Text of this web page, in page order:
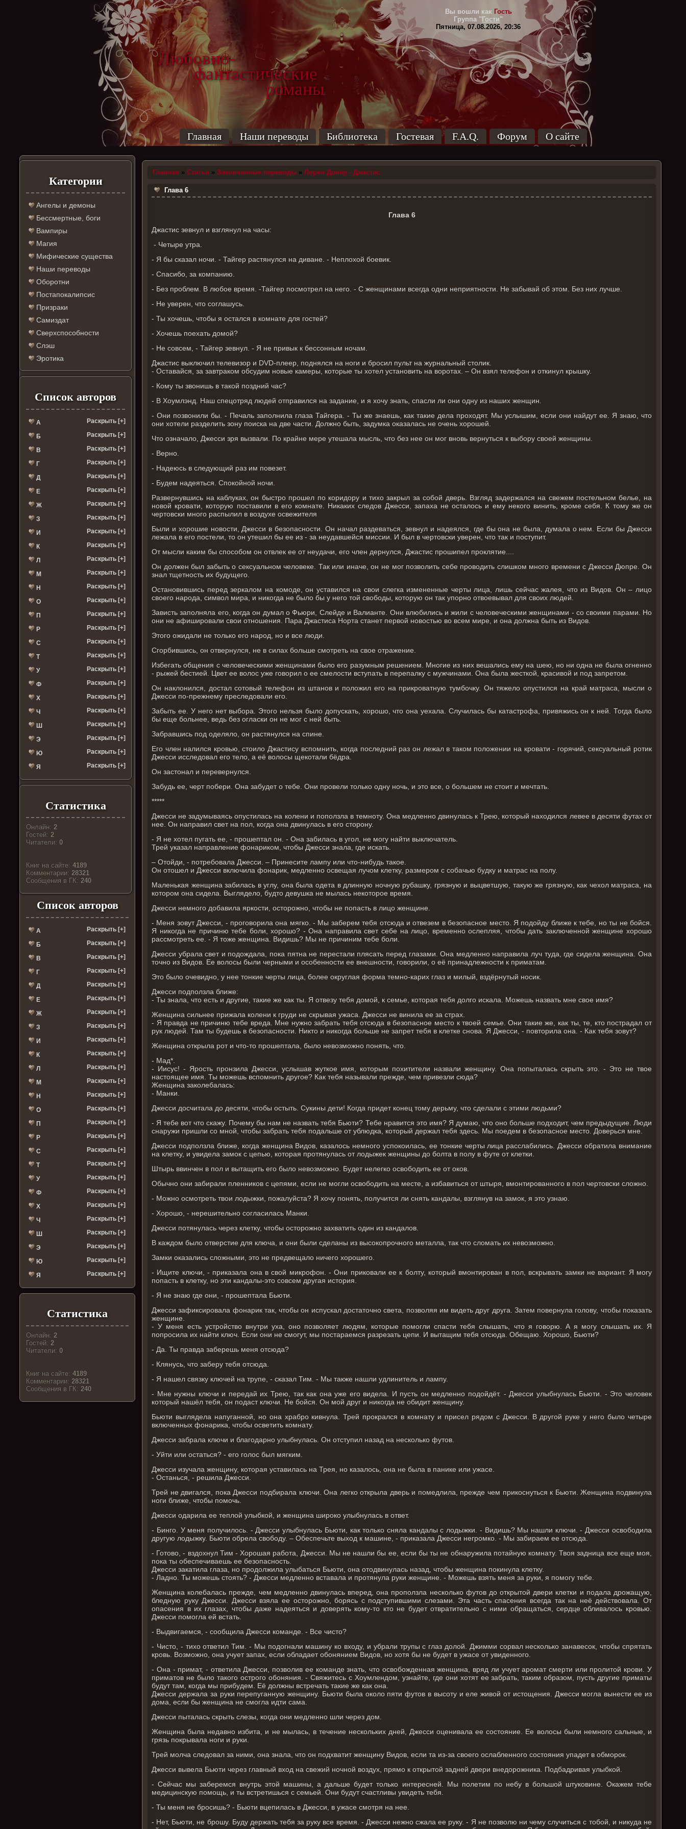
Любовно-
фантастические
романы
Вы вошли как Гость
Группа " Гости"
Пятница, 07.08.2026, 20:36
Главная Наши переводы Библиотека Гостевая F.A.Q. Форум О сайте
Категории
Ангелы и демоны
Бессмертные, боги
Вампиры
Магия
Мифические существа
Наши переводы
Оборотни
Постапокалипсис
Призраки
Самиздат
Сверхспособности
Слэш
Эротика
Список авторов
А Раскрыть [+]
Б Раскрыть [+]
В Раскрыть [+]
Г Раскрыть [+]
Д Раскрыть [+]
Е Раскрыть [+]
Ж Раскрыть [+]
З Раскрыть [+]
И Раскрыть [+]
К Раскрыть [+]
Л Раскрыть [+]
М Раскрыть [+]
Н Раскрыть [+]
О Раскрыть [+]
П Раскрыть [+]
Р Раскрыть [+]
С Раскрыть [+]
Т Раскрыть [+]
У Раскрыть [+]
Ф Раскрыть [+]
Х Раскрыть [+]
Ч Раскрыть [+]
Ш Раскрыть [+]
Э Раскрыть [+]
Ю Раскрыть [+]
Я Раскрыть [+]
Статистика
Онлайн:2
Гостей:2
Читатели:0
Книг на сайте:4189
Комментарии:28321
Cообщения в ГК:240
Список авторов
А Раскрыть [+]
Б Раскрыть [+]
В Раскрыть [+]
Г Раскрыть [+]
Д Раскрыть [+]
Е Раскрыть [+]
Ж Раскрыть [+]
З Раскрыть [+]
И Раскрыть [+]
К Раскрыть [+]
Л Раскрыть [+]
М Раскрыть [+]
Н Раскрыть [+]
О Раскрыть [+]
П Раскрыть [+]
Р Раскрыть [+]
С Раскрыть [+]
Т Раскрыть [+]
У Раскрыть [+]
Ф Раскрыть [+]
Х Раскрыть [+]
Ч Раскрыть [+]
Ш Раскрыть [+]
Э Раскрыть [+]
Ю Раскрыть [+]
Я Раскрыть [+]
Статистика
Онлайн:2
Гостей:2
Читатели:0
Книг на сайте:4189
Комментарии:28321
Cообщения в ГК:240
Главная »Статьи »Законченные переводы »Лорен Донер - Джастис
Глава 6
Глава 6
Джастис зевнул и взглянул на часы:
- Четыре утра.
- Я бы сказал ночи. - Тайгер растянулся на диване. - Неплохой боевик.
- Спасибо, за компанию.
- Без проблем. В любое время. -Тайгер посмотрел на него. - С женщинами всегда одни неприятности. Не забывай об этом. Без них лучше.
- Не уверен, что соглашусь.
- Ты хочешь, чтобы я остался в комнате для гостей?
- Хочешь поехать домой?
- Не совсем, - Тайгер зевнул. - Я не привык к бессонным ночам.
Джастис выключил телевизор и DVD-плеер, поднялся на ноги и бросил пульт на журнальный столик.
- Оставайся, за завтраком обсудим новые камеры, которые ты хотел установить на воротах. – Он взял телефон и откинул крышку.
- Кому ты звонишь в такой поздний час?
- В Хоумлэнд. Наш спецотряд людей отправился на задание, и я хочу знать, спасли ли они одну из наших женщин.
- Они позвонили бы. - Печаль заполнила глаза Тайгера. - Ты же знаешь, как такие дела проходят. Мы услышим, если они найдут ее. Я знаю, что
они хотели разделить зону поиска на две части. Должно быть, задумка оказалась не очень хорошей.
Что означало, Джесси зря вызвали. По крайне мере утешала мысль, что без нее он мог вновь вернуться к выбору своей женщины.
- Верно.
- Надеюсь в следующий раз им повезет.
- Будем надеяться. Спокойной ночи.
Развернувшись на каблуках, он быстро прошел по коридору и тихо закрыл за собой дверь. Взгляд задержался на свежем постельном белье, на
новой кровати, которую поставили в его комнате. Никаких следов Джесси, запаха не осталось и ему некого винить, кроме себя. К тому же он
чертовски много распылил в воздухе освежителя
Были и хорошие новости, Джесси в безопасности. Он начал раздеваться, зевнул и надеялся, где бы она не была, думала о нем. Если бы Джесси
лежала в его постели, то он утешил бы ее из - за неудавшейся миссии. И был в чертовски уверен, что так и поступит.
От мысли каким бы способом он отвлек ее от неудачи, его член дернулся, Джастис прошипел проклятие....
Он должен был забыть о сексуальном человеке. Так или иначе, он не мог позволить себе проводить слишком много времени с Джесси Дюпре. Он
знал тщетность их будущего.
Остановившись перед зеркалом на комоде, он уставился на свои слегка измененные черты лица, лишь сейчас жалея, что из Видов. Он – лицо
своего народа, символ мира, и никогда не было бы у него той свободы, которую он так упорно отвоевывал для своих людей.
Зависть заполняла его, когда он думал о Фьюри, Слейде и Валианте. Они влюбились и жили с человеческими женщинами - со своими парами. Но
они не афишировали свои отношения. Пара Джастиса Норта станет первой новостью во всем мире, и она должна быть из Видов.
Этого ожидали не только его народ, но и все люди.
Сгорбившись, он отвернулся, не в силах больше смотреть на свое отражение.
Избегать общения с человеческими женщинами было его разумным решением. Многие из них вешались ему на шею, но ни одна не была огненно
- рыжей бестией. Цвет ее волос уже говорил о ее смелости вступать в перепалку с мужчинами. Она была жесткой, красивой и под запретом.
Он наклонился, достал сотовый телефон из штанов и положил его на прикроватную тумбочку. Он тяжело опустился на край матраса, мысли о
Джесси по-прежнему преследовали его.
Забыть ее. У него нет выбора. Этого нельзя было допускать, хорошо, что она уехала. Случилась бы катастрофа, привяжись он к ней. Тогда было
бы еще больнее, ведь без огласки он не мог с ней быть.
Забравшись под оделяло, он растянулся на спине.
Его член налился кровью, стоило Джастису вспомнить, когда последний раз он лежал в таком положении на кровати - горячий, сексуальный ротик
Джесси исследовал его тело, а её волосы щекотали бёдра.
Он застонал и перевернулся.
Забудь ее, черт побери. Она забудет о тебе. Они провели только одну ночь, и это все, о большем не стоит и мечтать.
*****
Джесси не задумываясь опустилась на колени и поползла в темноту. Она медленно двинулась к Трею, который находился левее в десяти футах от
нее. Он направил свет на пол, когда она двинулась в его сторону.
- Я не хотел пугать ее, - прошептал он. - Она забилась в угол, не могу найти выключатель.
Трей указал направление фонариком, чтобы Джесси знала, где искать.
– Отойди, - потребовала Джесси. – Принесите лампу или что-нибудь такое.
Он отошел и Джесси включила фонарик, медленно освещая лучом клетку, размером с собачью будку и матрас на полу.
Маленькая женщина забилась в углу, она была одета в длинную ночную рубашку, грязную и выцветшую, такую же грязную, как чехол матраса, на
котором она сидела. Выглядело, будто девушка не мылась некоторое время.
Джесси немного добавила яркости, осторожно, чтобы не попасть в лицо женщине.
- Меня зовут Джесси, - проговорила она мягко. - Мы заберем тебя отсюда и отвезем в безопасное место. Я подойду ближе к тебе, но ты не бойся.
Я никогда не причиню тебе боли, хорошо? - Она направила свет себе на лицо, временно ослепляя, чтобы дать заключенной женщине хорошо
рассмотреть ее. - Я тоже женщина. Видишь? Мы не причиним тебе боли.
Джесси убрала свет и подождала, пока пятна не перестали плясать перед глазами. Она медленно направила луч туда, где сидела женщина. Она
точно из Видов. Ее волосы были черными и особенности ее внешности, говорили, о её принадлежности к приматам.
Это было очевидно, у нее тонкие черты лица, более округлая форма темно-карих глаз и милый, вздёрнутый носик.
Джесси подползла ближе:
- Ты знала, что есть и другие, такие же как ты. Я отвезу тебя домой, к семье, которая тебя долго искала. Можешь назвать мне свое имя?
Женщина сильнее прижала колени к груди не скрывая ужаса. Джесси не винила ее за страх.
- Я правда не причиню тебе вреда. Мне нужно забрать тебя отсюда в безопасное место к твоей семье. Они такие же, как ты, те, кто пострадал от
рук людей. Там ты будешь в безопасности. Никто и никогда больше не запрет тебя в клетке снова. Я Джесси, - повторила она. - Как тебя зовут?
Женщина открыла рот и что-то прошептала, было невозможно понять, что.
- Мад*.
- Иисус! - Ярость пронзила Джесси, услышав жуткое имя, которым похитители назвали женщину. Она попыталась скрыть это. - Это не твое
настоящее имя. Ты можешь вспомнить другое? Как тебя называли прежде, чем привезли сюда?
Женщина заколебалась:
- Манки.
Джесси досчитала до десяти, чтобы остыть. Сукины дети! Когда придет конец тому дерьму, что сделали с этими людьми?
- Я тебе вот что скажу. Почему бы нам не назвать тебя Бьюти? Тебе нравится это имя? Я думаю, что оно больше подходит, чем предыдущие. Люди
снаружи пришли со мной, чтобы забрать тебя подальше от ублюдка, который держал тебя здесь. Мы поедем в безопасное место. Доверься мне.
Джесси подползла ближе, когда женщина Видов, казалось немного успокоилась, ее тонкие черты лица расслабились. Джесси обратила внимание
на клетку, и увидела замок с цепью, которая протянулась от лодыжек женщины до болта в полу в футе от клетки.
Штырь ввинчен в пол и вытащить его было невозможно. Будет нелегко освободить ее от оков.
Обычно они забирали пленников с цепями, если не могли освободить на месте, а избавиться от штыря, вмонтированного в пол чертовски сложно.
- Можно осмотреть твои лодыжки, пожалуйста? Я хочу понять, получится ли снять кандалы, взглянув на замок, я это узнаю.
- Хорошо, - нерешительно согласилась Манки.
Джесси потянулась через клетку, чтобы осторожно захватить один из кандалов.
В каждом было отверстие для ключа, и они были сделаны из высокопрочного металла, так что сломать их невозможно.
Замки оказались сложными, это не предвещало ничего хорошего.
- Ищите ключи, - приказала она в свой микрофон. - Они приковали ее к болту, который вмонтирован в пол, вскрывать замки не вариант. Я могу
попасть в клетку, но эти кандалы-это совсем другая история.
- Я не знаю где они, - прошептала Бьюти.
Джесси зафиксировала фонарик так, чтобы он испускал достаточно света, позволяя им видеть друг друга. Затем повернула голову, чтобы показать
женщине.
- У меня есть устройство внутри уха, оно позволяет людям, которые помогли спасти тебя слышать, что я говорю. А я могу слышать их. Я
попросила их найти ключ. Если они не смогут, мы постараемся разрезать цепи. И вытащим тебя отсюда. Обещаю. Хорошо, Бьюти?
- Да. Ты правда заберешь меня отсюда?
- Клянусь, что заберу тебя отсюда.
- Я нашел связку ключей на трупе, - сказал Тим. - Мы также нашли удлинитель и лампу.
- Мне нужны ключи и передай их Трею, так как она уже его видела. И пусть он медленно подойдёт. - Джесси улыбнулась Бьюти. - Это человек
который нашёл тебя, он подаст ключи. Не бойся. Он мой друг и никогда не обидит женщину.
Бьюти выглядела напуганной, но она храбро кивнула. Трей прокрался в комнату и присел рядом с Джесси. В другой руке у него было четыре
включенных фонарика, чтобы осветить комнату.
Джесси забрала ключи и благодарно улыбнулась. Он отступил назад на несколько футов.
- Уйти или остаться? - его голос был мягким.
Джесси изучала женщину, которая уставилась на Трея, но казалось, она не была в панике или ужасе.
- Останься, - решила Джесси.
Трей не двигался, пока Джесси подбирала ключи. Она легко открыла дверь и помедлила, прежде чем прикоснуться к Бьюти. Женщина подвинула
ноги ближе, чтобы помочь.
Джесси одарила ее теплой улыбкой, и женщина широко улыбнулась в ответ.
- Бинго. У меня получилось. - Джесси улыбнулась Бьюти, как только сняла кандалы с лодыжки. - Видишь? Мы нашли ключи. - Джесси освободила
другую лодыжку. Бьюти обрела свободу. – Обеспечьте выход к машине, - приказала Джесси негромко. - Мы забираем ее отсюда.
- Готово, - вздохнул Тим - Хорошая работа, Джесси. Мы не нашли бы ее, если бы ты не обнаружила потайную комнату. Твоя задница все еще моя,
пока ты обеспечиваешь ее безопасность.
Джесси закатила глаза, но продолжила улыбаться Бьюти, она отодвинулась назад, чтобы женщина покинула клетку.
- Ладно. Ты можешь стоять? - Джесси медленно вставала и протянула руки женщине. - Можешь взять меня за руки, я помогу тебе.
Женщина колебалась прежде, чем медленно двинулась вперед, она проползла несколько футов до открытой двери клетки и подала дрожащую,
бледную руку Джесси. Джесси взяла ее осторожно, борясь с подступившими слезами. Эта часть спасения всегда так на неё действовала. От
опасения в их глазах, чтобы даже надеяться и доверять кому-то кто не будет отвратительно с ними обращаться, сердце обливалось кровью.
Джесси помогла ей встать.
- Выдвигаемся, - сообщила Джесси команде. - Все чисто?
- Чисто, - тихо ответил Тим. - Мы подогнали машину ко входу, и убрали трупы с глаз долой. Джимми сорвал несколько занавесок, чтобы спрятать
кровь. Возможно, она учует запах, если обладает обонянием Видов, но хотя бы не будет в ужасе от увиденного.
- Она - примат, - ответила Джесси, позволив ее команде знать, что освобожденная женщина, вряд ли учует аромат смерти или пролитой крови. У
приматов не было такого острого обоняния. - Свяжитесь с Хоумлендом, узнайте, где они хотят ее забрать, таким образом, пусть другие приматы
будут там, когда мы прибудем. Её должны встречать такие же как она.
Джесси держала за руки перепуганную женщину. Бьюти была около пяти футов в высоту и еле живой от истощения. Джесси могла вынести ее из
дома, если бы женщина не смогла идти сама.
Джесси пыталась скрыть слезы, когда они медленно шли через дом.
Женщина была недавно избита, и не мылась, в течение нескольких дней, Джесси оценивала ее состояние. Ее волосы были немного сальные, и
грязь покрывала ноги и руки.
Трей молча следовал за ними, она знала, что он подхватит женщину Видов, если та из-за своего ослабленного состояния упадет в обморок.
Джесси вывела Бьюти через главный вход на свежий ночной воздух, прямо к открытой задней двери внедорожника. Подбадривая улыбкой.
- Сейчас мы заберемся внутрь этой машины, а дальше будет только интересней. Мы полетим по небу в большой штуковине. Окажем тебе
медицинскую помощь, и ты встретишься с семьей. Они будут счастливы увидеть тебя.
- Ты меня не бросишь? - Бьюти вцепилась в Джесси, в ужасе смотря на нее.
- Нет, Бьюти, не брошу. Буду держать тебя за руку все время. - Джесси нежно сжала ее руку. - Я не позволю ни чему случиться с тобой, и никуда не